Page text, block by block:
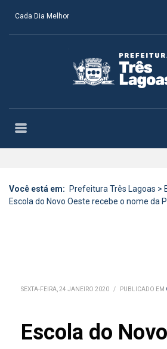
Cada Dia Melhor
Você está em: Prefeitura Três Lagoas >
Escola do Novo Oeste recebe o nome da
SEXTA-FEIRA, 24 JANEIRO 2020 / PUBLICADO EM
Escola do